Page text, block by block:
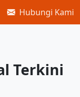
Hubungi Kami
Terkini